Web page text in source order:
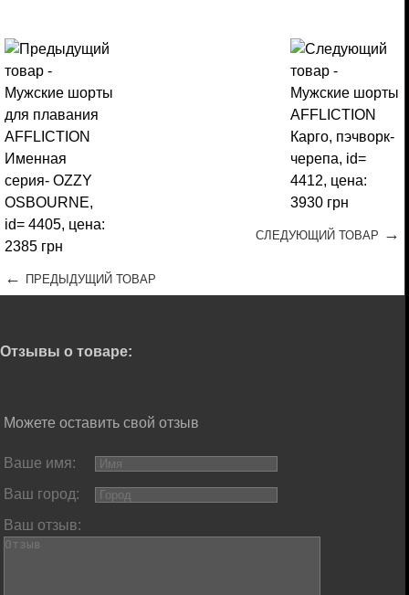
← ПРЕДЫДУЩИЙ ТОВАР
СЛЕДУЮЩИЙ ТОВАР →
Отзывы о товаре:
Можете оставить свой отзыв
Ваше имя:
Ваш город:
Ваш отзыв: